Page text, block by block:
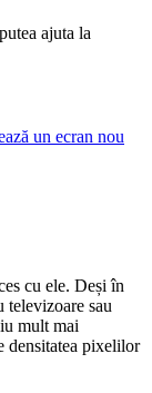
ajuta la
cu ele. Deși în
televizoare sau
mult mai
densitatea pixelilor